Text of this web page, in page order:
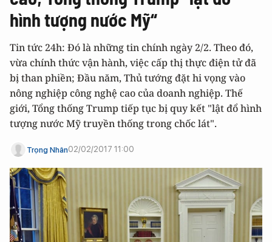
hình tượng nước Mỹ“
Tin tức 24h: Đó là những tin chính ngày 2/2. Theo đó,
vừa chính thức vận hành, việc cấp thị thực điện tử đã
bị than phiền; Đầu năm, Thủ tướng đặt hi vọng vào
nông nghiệp công nghệ cao của doanh nghiệp. Thế
giới, Tổng thống Trump tiếp tục bị quy kết "lật đổ hình
tượng nước Mỹ truyền thống trong chốc lát".
Trọng Nhân02/02/2017 11:00